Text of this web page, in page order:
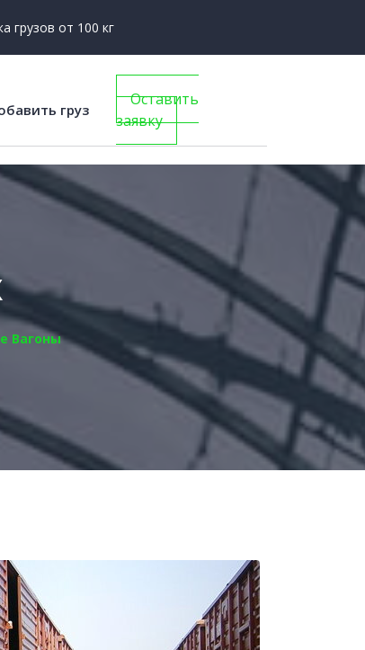
грузов от 100 кг
груз
Оставить
заявку
Вагоны